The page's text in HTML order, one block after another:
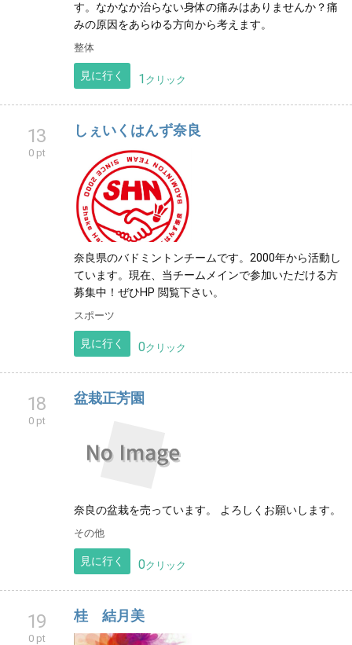
す。なかなか治らない身体の痛みはありませんか？痛
みの原因をあらゆる方向から考えます。
整体
見に行く 1 クリック
13
0 pt
しぇいくはんず奈良
奈良県のバドミントンチームです。2000年から活動し
ています。現在、当チームメインで参加いただける方
募集中！ぜひHP 閲覧下さい。
スポーツ
見に行く 0クリック
18
0 pt
盆栽正芳園
奈良の盆栽を売っています。 よろしくお願いします。
その他
見に行く 0クリック
19
0 pt
桂 結月美